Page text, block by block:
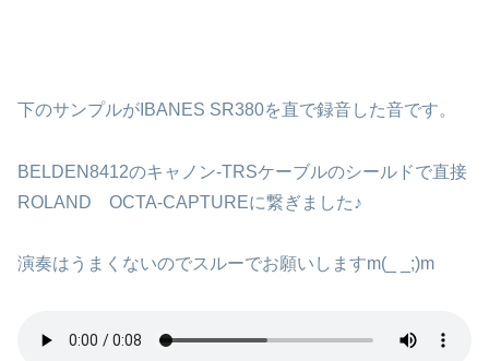
下のサンプルがIBANES SR380を直で録音した音です。
BELDEN8412のキャノン-TRSケーブルのシールドで直接
ROLAND OCTA-CAPTUREに繋ぎました♪
演奏はうまくないのでスルーでお願いしますm(_ _;)m